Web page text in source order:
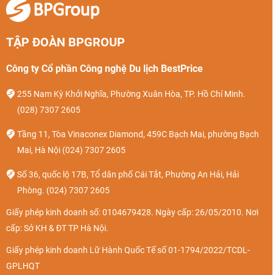
TẬP ĐOÀN BPGROUP
Công ty Cổ phần Công nghệ Du lịch BestPrice
255 Nam Kỳ Khởi Nghĩa, Phường Xuân Hòa, TP. Hồ Chí Minh.
(028) 7307 2605
Tầng 11, Tòa Vinaconex Diamond, 459C Bạch Mai, phường Bạch
Mai, Hà Nội (024) 7307 2605
Số 36, quốc lộ 17B, Tổ dân phố Cái Tắt, Phường An Hải, Hải
Phòng. (024) 7307 2605
Giấy phép kinh doanh số: 0104679428. Ngày cấp: 26/05/2010. Nơi
cấp: Sở KH & ĐT TP Hà Nội.
Giấy phép kinh doanh Lữ Hành Quốc Tế số 01-1794/2022/TCDL-
GPLHQT